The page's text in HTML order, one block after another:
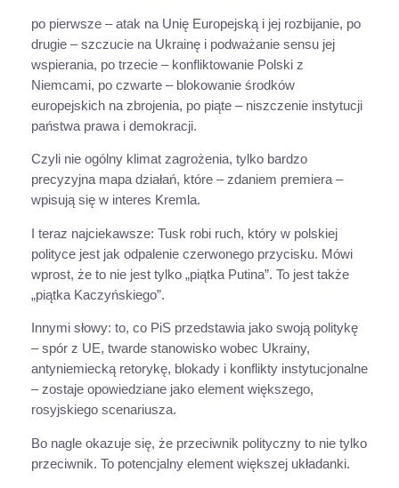
po pierwsze – atak na Unię Europejską i jej rozbijanie, po
drugie – szczucie na Ukrainę i podważanie sensu jej
wspierania, po trzecie – konfliktowanie Polski z
Niemcami, po czwarte – blokowanie środków
europejskich na zbrojenia, po piąte – niszczenie instytucji
państwa prawa i demokracji.
Czyli nie ogólny klimat zagrożenia, tylko bardzo
precyzyjna mapa działań, które – zdaniem premiera –
wpisują się w interes Kremla.
I teraz najciekawsze: Tusk robi ruch, który w polskiej
polityce jest jak odpalenie czerwonego przycisku. Mówi
wprost, że to nie jest tylko „piątka Putina”. To jest także
„piątka Kaczyńskiego”.
Innymi słowy: to, co PiS przedstawia jako swoją politykę
– spór z UE, twarde stanowisko wobec Ukrainy,
antyniemiecką retorykę, blokady i konflikty instytucjonalne
– zostaje opowiedziane jako element większego,
rosyjskiego scenariusza.
Bo nagle okazuje się, że przeciwnik polityczny to nie tylko
przeciwnik. To potencjalny element większej układanki.